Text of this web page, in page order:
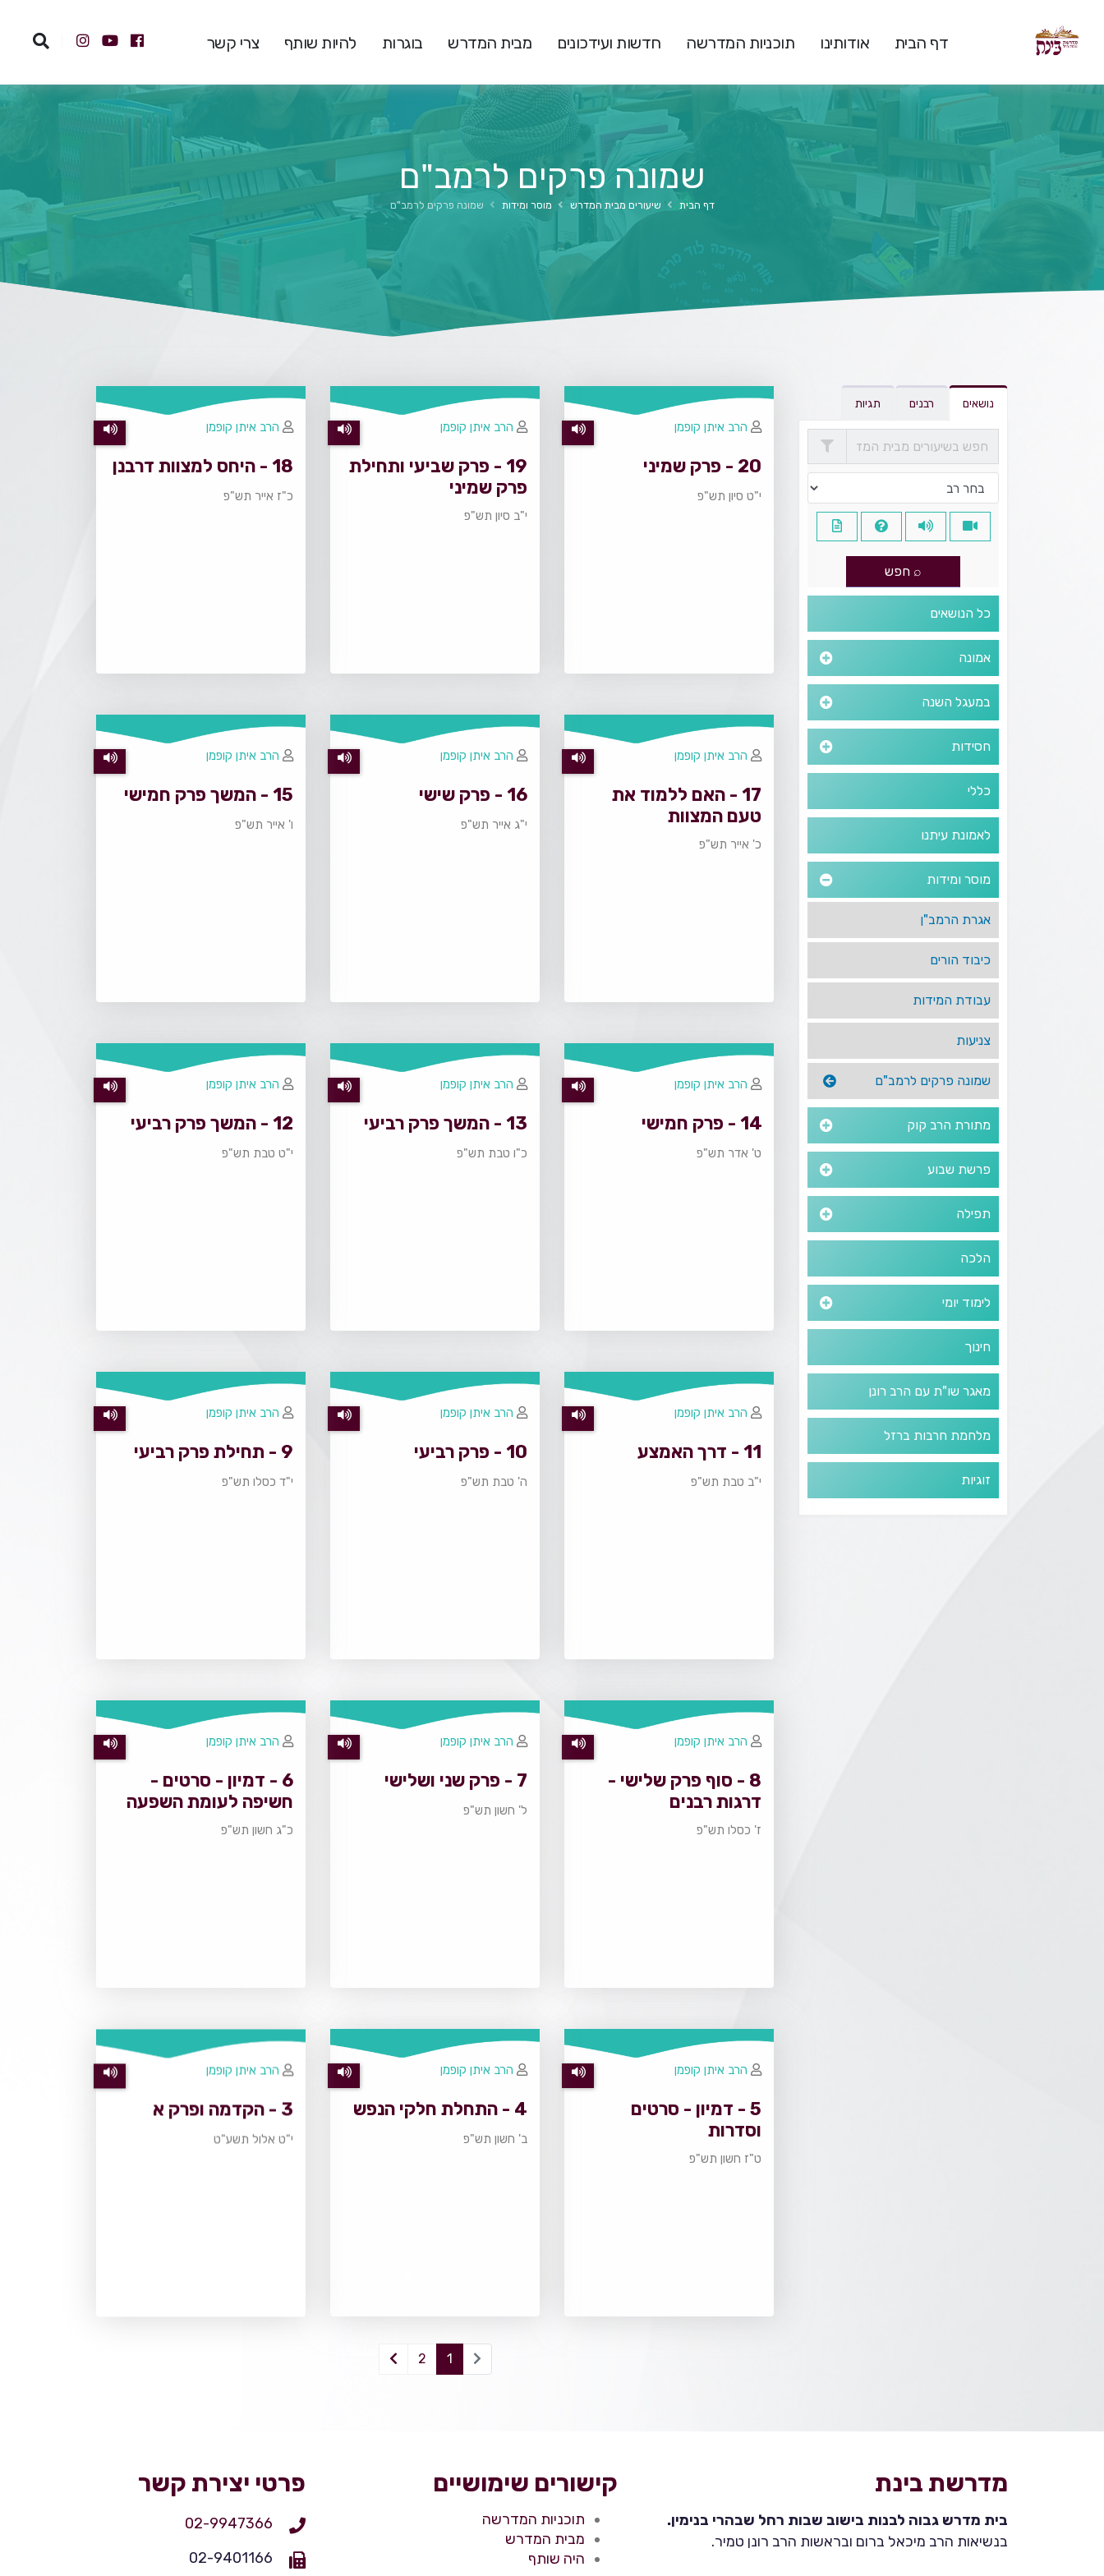
דף הבית אודותינו תוכניות המדרשה חדשות ועידכונים מבית המדרש בוגרות להיות שותף צרי קשר
שמונה פרקים לרמב"ם
דף הבית שיעורים מבית המדרש מוסר ומידות שמונה פרקים לרמב"ם
נושאים רבנים תגיות
כל הנושאים
אמונה
במעגל השנה
חסידות
כללי
לאמונת עיתנו
מוסר ומידות
אגרת הרמב"ן
כיבוד הורים
עבודת המידות
צניעות
שמונה פרקים לרמב"ם
מתורת הרב קוק
פרשת שבוע
תפילה
הלכה
לימוד יומי
חינוך
מאגר שו"ת עם הרב רונן
מלחמת חרבות ברזל
זוגיות
20 - פרק שמיני
י"ט סיון תש"פ
הרב איתן קופמן
19 - פרק שביעי ותחילת
פרק שמיני
י"ב סיון תש"פ
הרב איתן קופמן
18 - היחס למצוות דרבנן
כ"ז אייר תש"פ
הרב איתן קופמן
17 - האם ללמוד את
טעם המצוות
כ' אייר תש"פ
הרב איתן קופמן
16 - פרק שישי
י"ג אייר תש"פ
הרב איתן קופמן
15 - המשך פרק חמישי
ו' אייר תש"פ
הרב איתן קופמן
14 - פרק חמישי
ט' אדר תש"פ
הרב איתן קופמן
13 - המשך פרק רביעי
כ"ו טבת תש"פ
הרב איתן קופמן
12 - המשך פרק רביעי
י"ט טבת תש"פ
הרב איתן קופמן
11 - דרך האמצע
י"ב טבת תש"פ
הרב איתן קופמן
10 - פרק רביעי
ה' טבת תש"פ
הרב איתן קופמן
9 - תחילת פרק רביעי
י"ד כסלו תש"פ
הרב איתן קופמן
8 - סוף פרק שלישי -
דרגות רבנים
ז' כסלו תש"פ
הרב איתן קופמן
7 - פרק שני ושלישי
ל' חשון תש"פ
הרב איתן קופמן
6 - דמיון - סרטים -
חשיפה לעומת השפעה
כ"ג חשון תש"פ
הרב איתן קופמן
5 - דמיון - סרטים
וסדרות
ט"ז חשון תש"פ
הרב איתן קופמן
4 - התחלת חלקי הנפש
ב' חשון תש"פ
הרב איתן קופמן
3 - הקדמה ופרק א
י"ט אלול תשע"ט
הרב איתן קופמן
1
2
מדרשת בינת
בית מדרש גבוה לבנות בישוב שבות רחל שבהרי בנימין.
בנשיאות הרב מיכאל ברום ובראשות הרב רונן טמיר.
קישורים שימושיים
תוכניות המדרשה
מבית המדרש
היה שותף
פרטי יצירת קשר
02-9947366
02-9401166